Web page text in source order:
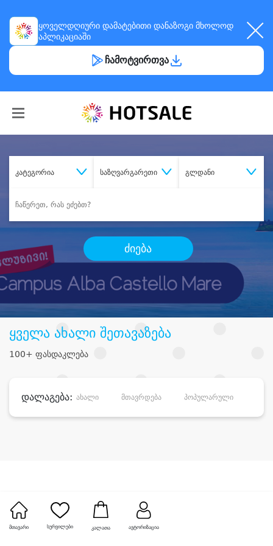
ყოველდღიური დამატებითი დანაზოგი მხოლოდ
აპლიკაციაში
ჩამოტვირთვა
მთავარი სურვილები კალათა ავტორიზაცია
კატეგორია საზღვარგარეთი გლდანი
ძიება
ყველა ახალი შეთავაზება
100+ ფასდაკლება
დალაგება: ახალი მთავრდება პოპულარული